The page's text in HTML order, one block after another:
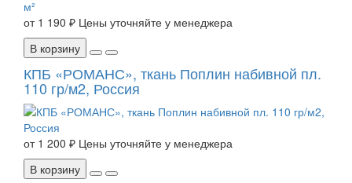
от 1 190 ₽ Цены уточняйте у менеджера
В корзину
КПБ «РОМАНС», ткань Поплин набивной пл.
110 гр/м2, Россия
от 1 200 ₽ Цены уточняйте у менеджера
В корзину